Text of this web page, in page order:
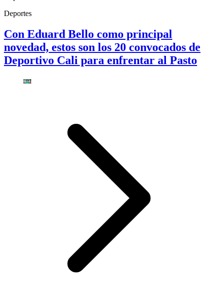
Deportes
Con Eduard Bello como principal
novedad, estos son los 20 convocados de
Deportivo Cali para enfrentar al Pasto